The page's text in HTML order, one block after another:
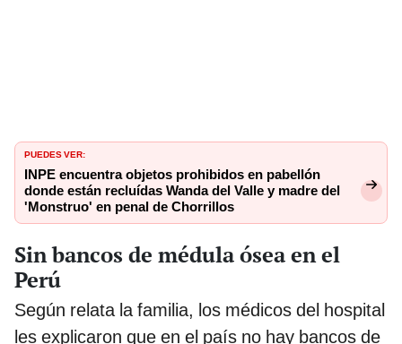
PUEDES VER:
INPE encuentra objetos prohibidos en pabellón
donde están recluídas Wanda del Valle y madre del
'Monstruo' en penal de Chorrillos
Sin bancos de médula ósea en el
Perú
Según relata la familia, los médicos del hospital
les explicaron que en el país no hay bancos de